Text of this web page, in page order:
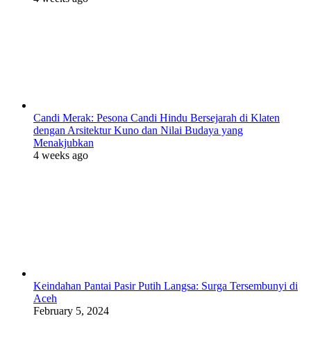
Candi Merak: Pesona Candi Hindu Bersejarah di Klaten
dengan Arsitektur Kuno dan Nilai Budaya yang
Menakjubkan
4 weeks ago
Keindahan Pantai Pasir Putih Langsa: Surga Tersembunyi di
Aceh
February 5, 2024